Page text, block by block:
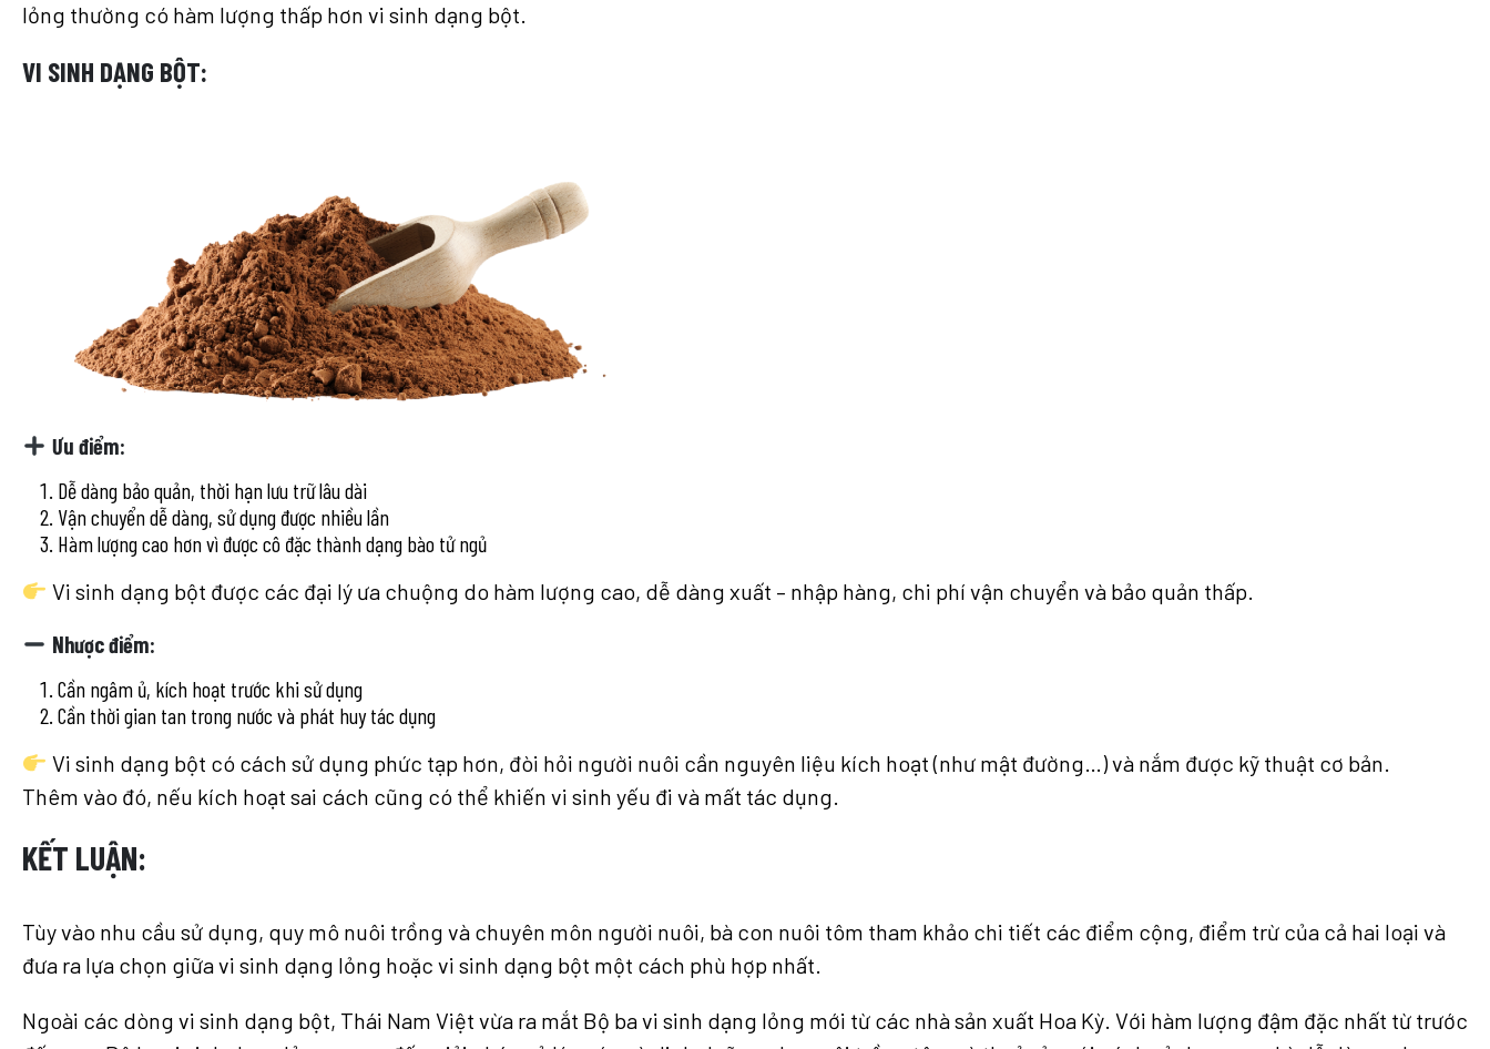
lỏng thường có hàm lượng thấp hơn vi sinh dạng bột.
VI SINH DẠNG BỘT:
Ưu điểm:
Dễ dàng bảo quản, thời hạn lưu trữ lâu dài
Vận chuyển dễ dàng, sử dụng được nhiều lần
Hàm lượng cao hơn vì được cô đặc thành dạng bào tử ngủ
Vi sinh dạng bột được các đại lý ưa chuộng do hàm lượng cao, dễ dàng xuất – nhập hàng, chi phí vận chuyển và bảo quản thấp.
Nhược điểm:
Cần ngâm ủ, kích hoạt trước khi sử dụng
Cần thời gian tan trong nước và phát huy tác dụng
Vi sinh dạng bột có cách sử dụng phức tạp hơn, đòi hỏi người nuôi cần nguyên liệu kích hoạt (như mật đường…) và nắm được kỹ thuật cơ bản.
Thêm vào đó, nếu kích hoạt sai cách cũng có thể khiến vi sinh yếu đi và mất tác dụng.
KẾT LUẬN:
Tùy vào nhu cầu sử dụng, quy mô nuôi trồng và chuyên môn người nuôi, bà con nuôi tôm tham khảo chi tiết các điểm cộng, điểm trừ của cả hai loại và
đưa ra lựa chọn giữa vi sinh dạng lỏng hoặc vi sinh dạng bột một cách phù hợp nhất.
Ngoài các dòng vi sinh dạng bột, Thái Nam Việt vừa ra mắt Bộ ba vi sinh dạng lỏng mới từ các nhà sản xuất Hoa Kỳ. Với hàm lượng đậm đặc nhất từ trước